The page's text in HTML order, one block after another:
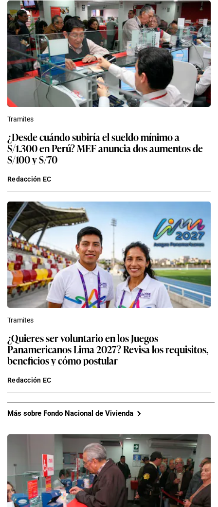
Tramites
¿Desde cuándo subiría el sueldo mínimo a
S/1.300 en Perú? MEF anuncia dos aumentos de
S/100 y S/70
Redacción EC
Tramites
¿Quieres ser voluntario en los Juegos
Panamericanos Lima 2027? Revisa los requisitos,
beneficios y cómo postular
Redacción EC
Más sobre Fondo Nacional de Vivienda